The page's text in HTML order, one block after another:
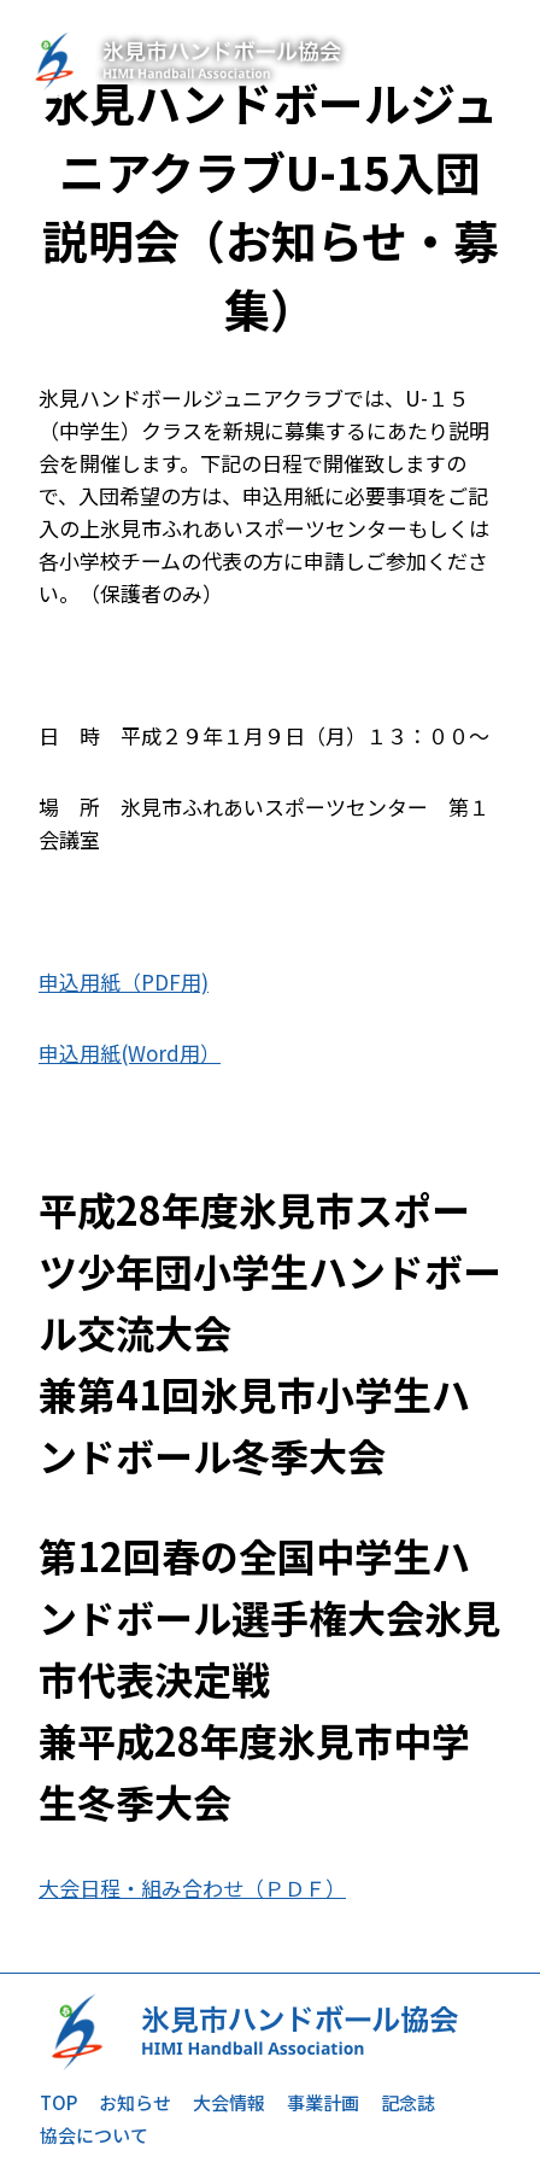
氷見ハンドボールジュ
ニアクラブU-15入団
説明会（お知らせ・募
集）
氷見ハンドボールジュニアクラブでは、U-１５
（中学生）クラスを新規に募集するにあたり説明
会を開催します。下記の日程で開催致しますの
で、入団希望の方は、申込用紙に必要事項をご記
入の上氷見市ふれあいスポーツセンターもしくは
各小学校チームの代表の方に申請しご参加くださ
い。（保護者のみ）
日 時 平成２９年１月９日（月）１３：００～
場 所 氷見市ふれあいスポーツセンター 第１
会議室
申込用紙（PDF用)
申込用紙(Word用）
平成28年度氷見市スポー
ツ少年団小学生ハンドボー
ル交流大会
兼第41回氷見市小学生ハ
ンドボール冬季大会
第12回春の全国中学生ハ
ンドボール選手権大会氷見
市代表決定戦
兼平成28年度氷見市中学
生冬季大会
大会日程・組み合わせ（ＰＤＦ）
TOP お知らせ 大会情報 事業計画
記念誌
協会について